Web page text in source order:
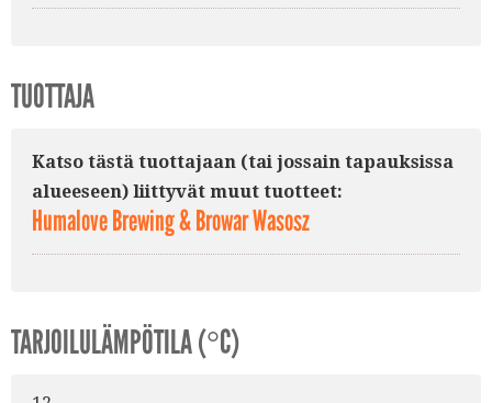
TUOTTAJA
Katso tästä tuottajaan (tai jossain tapauksissa
alueeseen) liittyvät muut tuotteet:
Humalove Brewing & Browar Wasosz
TARJOILULÄMPÖTILA (°C)